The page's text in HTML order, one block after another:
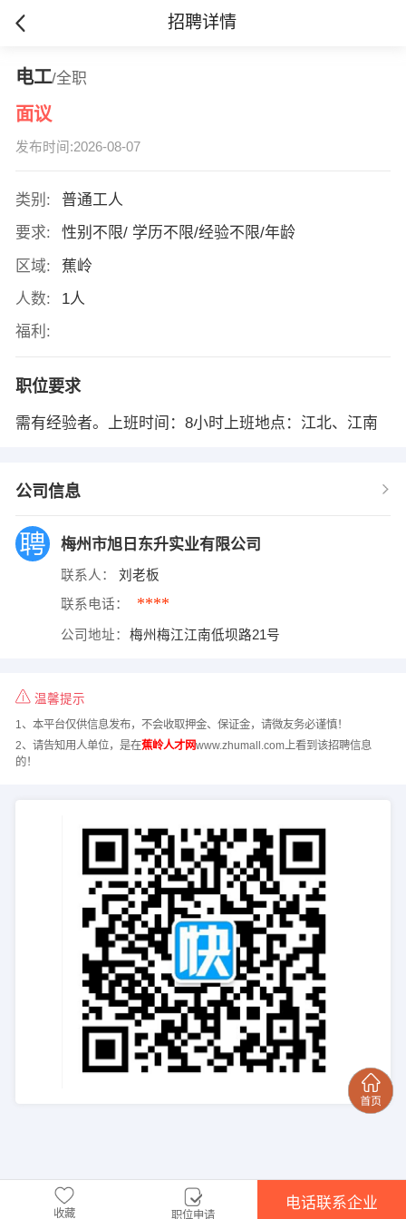
招聘详情
电工/全职
面议
发布时间:2026-08-07
类别:
普通工人
要求:
性别不限/ 学历不限/经验不限/年龄
区域:
蕉岭
人数:
1人
福利:
职位要求
需有经验者。上班时间：8小时上班地点：江北、江南
公司信息
梅州市旭日东升实业有限公司
联系人： 刘老板
联系电话： ****
公司地址： 梅州梅江江南低坝路21号
温馨提示
1、本平台仅供信息发布，不会收取押金、保证金，请微友务必谨慎！
2、请告知用人单位，是在蕉岭人才网www.zhumall.com上看到该招聘信息
的！
收藏 职位申请
电话联系企业